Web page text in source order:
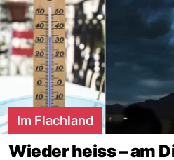
Im Flachland
Wieder heiss – am